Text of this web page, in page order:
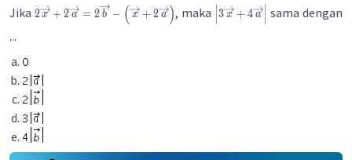
Jika 2x + 2 a = 2 b − ( x + 2 a ), maka
∣
∣3 x + 4 a
∣
∣ sama dengan
...